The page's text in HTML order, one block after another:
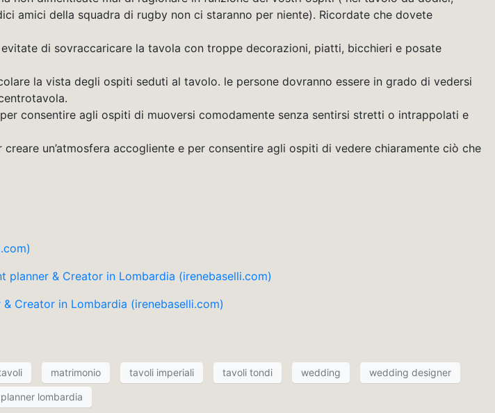
amici della squadra di rugby non ci staranno per niente). Ricordate che dovete
evitate di sovraccaricare la tavola con troppe decorazioni, piatti, bicchieri e posate
la vista degli ospiti seduti al tavolo. le persone dovranno essere in grado di vedersi
consentire agli ospiti di muoversi comodamente senza sentirsi stretti o intrappolati e
un’atmosfera accogliente e per consentire agli ospiti di vedere chiaramente ciò che
planner & Creator in Lombardia (irenebaselli.com)
& Creator in Lombardia (irenebaselli.com)
matrimonio tavoli imperiali tavoli tondi wedding wedding designer
lombardia